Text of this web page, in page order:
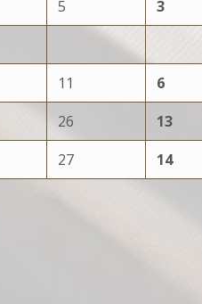
5
3
11
6
26
13
27 14